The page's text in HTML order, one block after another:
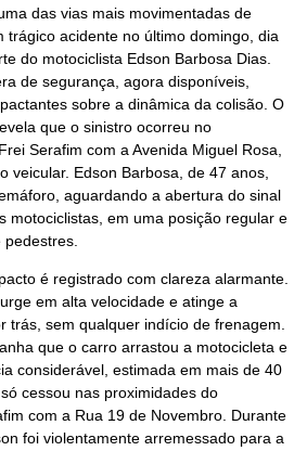
das vias mais movimentadas de
trágico acidente no último domingo, dia
do motociclista Edson Barbosa Dias.
de segurança, agora disponíveis,
sobre a dinâmica da colisão. O
que o sinistro ocorreu no
Serafim com a Avenida Miguel Rosa,
veicular. Edson Barbosa, de 47 anos,
aguardando a abertura do sinal
motociclistas, em uma posição regular e
é registrado com clareza alarmante.
em alta velocidade e atinge a
trás, sem qualquer indício de frenagem.
que o carro arrastou a motocicleta e
considerável, estimada em mais de 40
cessou nas proximidades do
com a Rua 19 de Novembro. Durante
foi violentamente arremessado para a